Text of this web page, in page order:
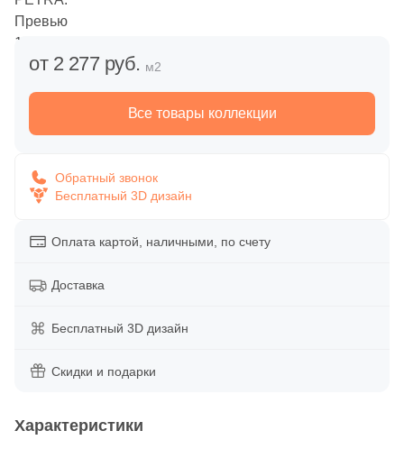
Вакансии
Дипломы и награды
Акции
Время работы:
сб-вс 10:00-18:00
Сопутствующие товары
Распродажи и акции %
Напольная
Декоративные элементы
Матовая
Характеристики
от 2 277 руб. м2
Все товары коллекции
Обратный звонок
Бесплатный 3D дизайн
Оплата картой, наличными, по счету
Доставка
Бесплатный 3D дизайн
Скидки и подарки